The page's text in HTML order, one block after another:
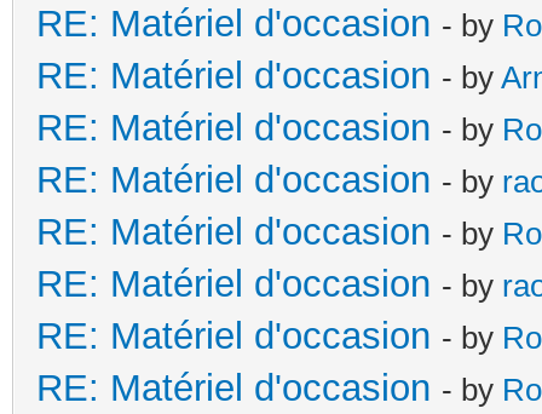
RE: Matériel d'occasion - by
RE: Matériel d'occasion - by
RE: Matériel d'occasion - by
RE: Matériel d'occasion - by
RE: Matériel d'occasion - by
RE: Matériel d'occasion - by
RE: Matériel d'occasion - by
RE: Matériel d'occasion - by